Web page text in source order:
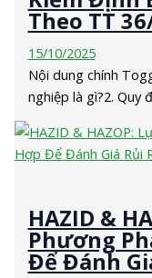
Theo TT
15/10/2025
Nội dung chính
nghiệp là gì?2. Quy
HAZID &
Phương
Để Đánh